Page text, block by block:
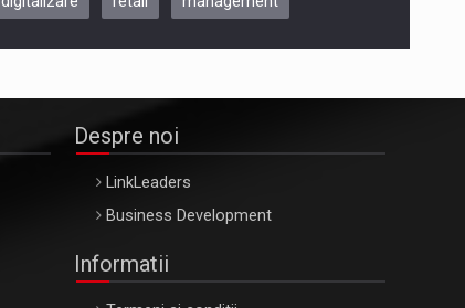
Despre noi
LinkLeaders
Business Development
Informatii